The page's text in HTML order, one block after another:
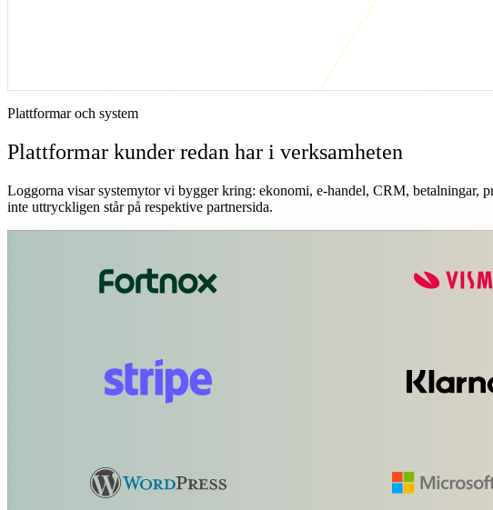
av exportfiler, dubbelregistrering, fel status eller manuella kontroller. Vi börjar med
att mäta: till exempel offert till order, order till faktura, lagerstatus till webbshop eller
CRM. Första versionen ska minska handpåläggning, visa avvikelser tydligt och
Plattformar och system
Plattformar kunder redan har i verksamheten
Loggorna visar systemytor vi bygger kring: ekonomi, e-handel, CRM, betalningar,
inte uttryckligen står på respektive partnersida.